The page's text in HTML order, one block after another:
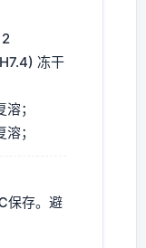
冻干
；
；
存。避